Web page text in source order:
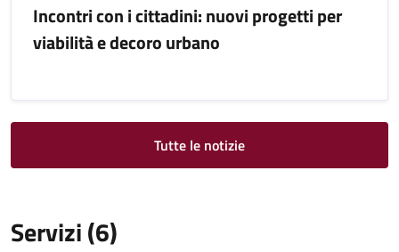
Incontri con i cittadini: nuovi progetti per
viabilità e decoro urbano
Tutte le notizie
Servizi (6)